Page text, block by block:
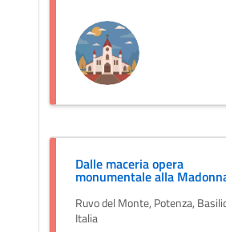
Dalle maceria opera
monumentale alla
Ruvo del Monte, Potenza,
Italia